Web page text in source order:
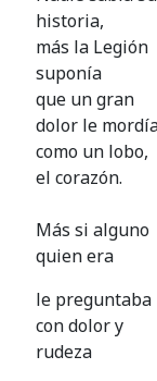
historia,
más la Legión
suponía
que un gran
dolor le
como un lobo,
el corazón.
Más si alguno
quien era
le preguntaba
con dolor y
rudeza